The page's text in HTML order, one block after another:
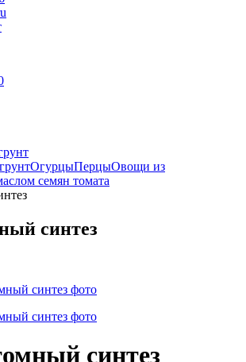
ОгурцыПерцыОвощи из
семян томата
синтез
синтез